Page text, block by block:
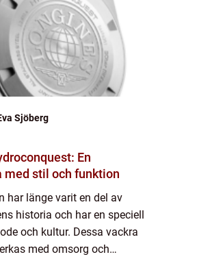
Sjöberg
En
med stil och funktion
har länge varit en del av
historia och har en speciell
och kultur. Dessa vackra
med omsorg och